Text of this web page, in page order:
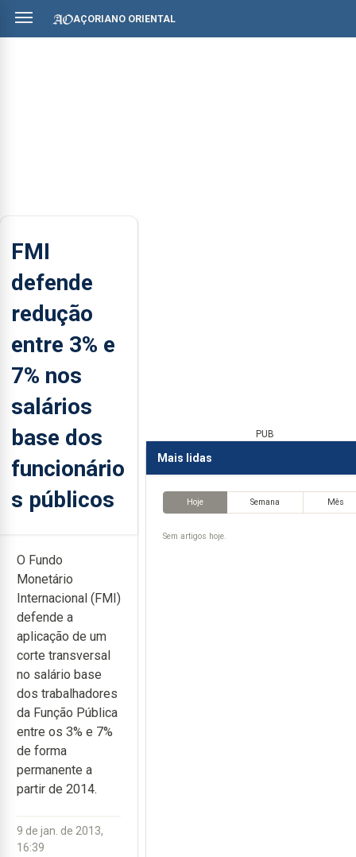
AÇORIANO ORIENTAL
FMI
defende
redução
entre 3% e
7% nos
salários
base dos
funcionário
s públicos
O Fundo
Monetário
Internacional (FMI)
defende a
aplicação de um
corte transversal
no salário base
dos trabalhadores
da Função Pública
entre os 3% e 7%
de forma
permanente a
partir de 2014.
9 de jan. de 2013,
16:39
PUB
Mais lidas
Hoje Semana Mês
Sem artigos hoje.